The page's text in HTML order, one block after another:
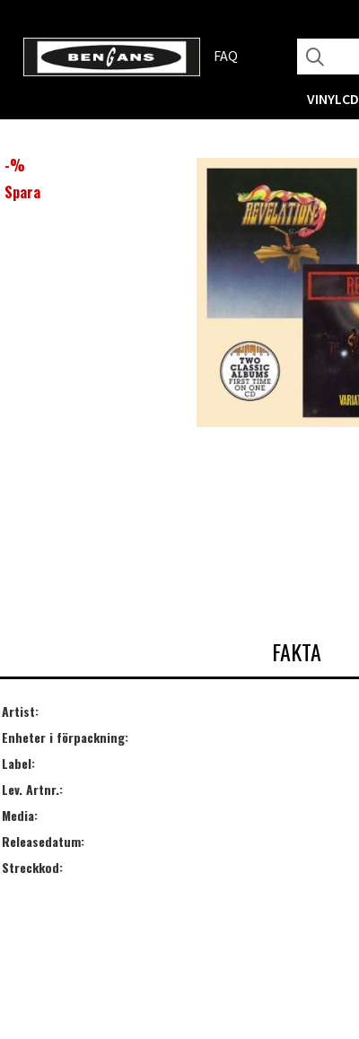
FAQ
VINYLCD
-%
Spara
FAKTA
Artist:
Enheter i förpackning:
Label:
Lev. Artnr.:
Media:
Releasedatum:
Streckkod: